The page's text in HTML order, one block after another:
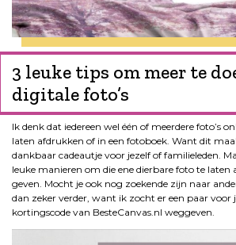
3 leuke tips om meer te
digitale foto’s
Ik denk dat iedereen wel één of meerdere foto’s
laten afdrukken of in een fotoboek. Want dit
dankbaar cadeautje voor jezelf of familieleden.
leuke manieren om die ene dierbare foto te laten
geven. Mocht je ook nog zoekende zijn naar
dan zeker verder, want ik zocht er een paar voor
kortingscode van BesteCanvas.nl weggeven.